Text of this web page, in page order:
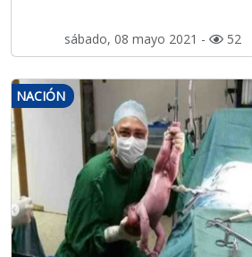
sábado, 08 mayo 2021 - 52
NACIÓN